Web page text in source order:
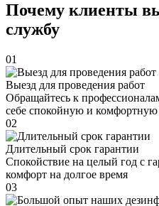
Почему клиенты
службу
01
Выезд для проведения работ
Обращайтесь к
себе спокойную и комфортную
02
Длительный срок гарантии
Спокойствие на целый год с
комфорт на долгое время
03